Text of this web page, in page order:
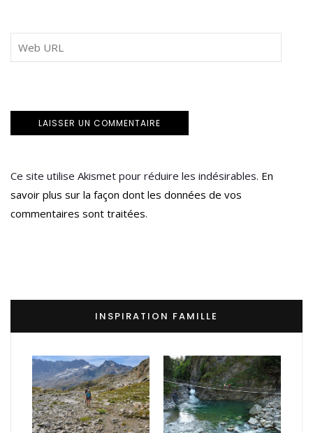
Ce site utilise Akismet pour réduire les indésirables. En
savoir plus sur la façon dont les données de vos
commentaires sont traitées.
INSPIRATION FAMILLE